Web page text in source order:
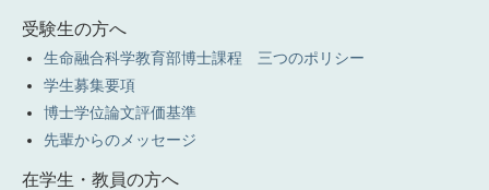
受験生の方へ
生命融合科学教育部博士課程 三つのポリシー
学生募集要項
博士学位論文評価基準
先輩からのメッセージ
在学生・教員の方へ